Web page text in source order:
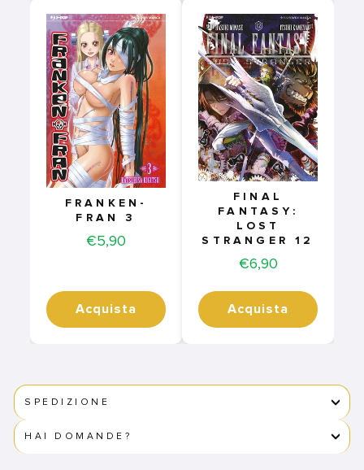
FRANKEN-
FRAN 3
Price
€5,90
Acquista
FINAL
FANTASY:
LOST
STRANGER 12
Price
€6,90
Acquista
SPEDIZIONE
HAI DOMANDE?